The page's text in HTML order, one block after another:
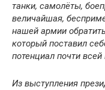
танки, самолёты,
величайшая,
нашей армии
который поставил
потенциал почти всей
Из выступления